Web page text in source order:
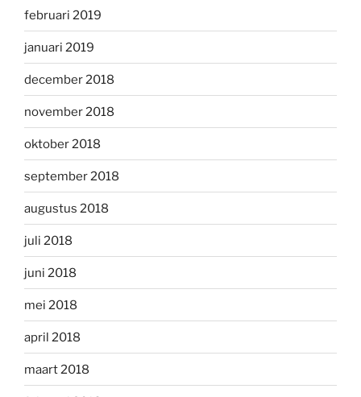
februari 2019
januari 2019
december 2018
november 2018
oktober 2018
september 2018
augustus 2018
juli 2018
juni 2018
mei 2018
april 2018
maart 2018